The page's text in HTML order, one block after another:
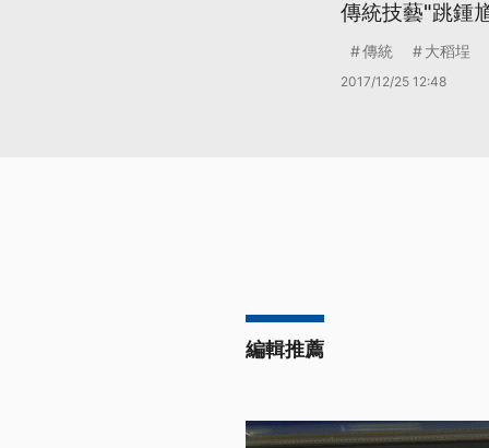
傳統技藝"跳鍾
傳統 大稻埕
2017/12/25 12:48
編輯推薦